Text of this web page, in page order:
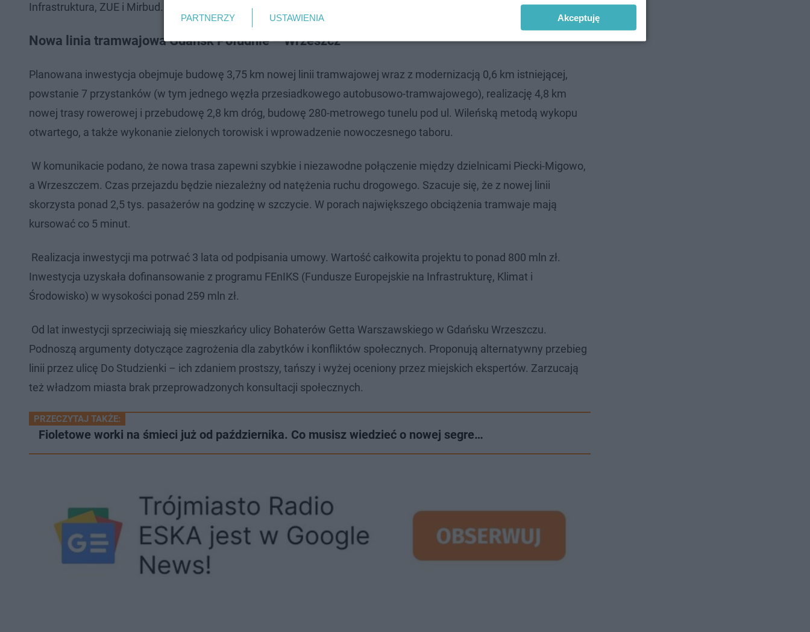
Infrastruktura, ZUE i Mirbud.
Nowa linia tramwajowa Gdańsk Południe – Wrzeszcz
Planowana inwestycja obejmuje budowę 3,75 km nowej linii tramwajowej wraz z modernizacją 0,6 km istniejącej,
powstanie 7 przystanków (w tym jednego węzła przesiadkowego autobusowo-tramwajowego), realizację 4,8 km
nowej trasy rowerowej i przebudowę 2,8 km dróg, budowę 280-metrowego tunelu pod ul. Wileńską metodą wykopu
otwartego, a także wykonanie zielonych torowisk i wprowadzenie nowoczesnego taboru.
W komunikacie podano, że nowa trasa zapewni szybkie i niezawodne połączenie między dzielnicami Piecki-Migowo,
a Wrzeszczem. Czas przejazdu będzie niezależny od natężenia ruchu drogowego. Szacuje się, że z nowej linii
skorzysta ponad 2,5 tys. pasażerów na godzinę w szczycie. W porach największego obciążenia tramwaje mają
kursować co 5 minut.
Realizacja inwestycji ma potrwać 3 lata od podpisania umowy. Wartość całkowita projektu to ponad 800 mln zł.
Inwestycja uzyskała dofinansowanie z programu FEnIKS (Fundusze Europejskie na Infrastrukturę, Klimat i
Środowisko) w wysokości ponad 259 mln zł.
Od lat inwestycji sprzeciwiają się mieszkańcy ulicy Bohaterów Getta Warszawskiego w Gdańsku Wrzeszczu.
Podnoszą argumenty dotyczące zagrożenia dla zabytków i konfliktów społecznych. Proponują alternatywny przebieg
linii przez ulicę Do Studzienki – ich zdaniem prostszy, tańszy i wyżej oceniony przez miejskich ekspertów. Zarzucają
też władzom miasta brak przeprowadzonych konsultacji społecznych.
PRZECZYTAJ TAKŻE:
Fioletowe worki na śmieci już od października. Co musisz wiedzieć o nowej segre…
PARTNERZY USTAWIENIA Akceptuję